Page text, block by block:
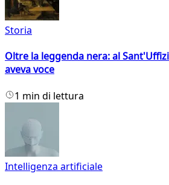
Storia
Oltre la leggenda nera: al
aveva voce
1 min di lettura
Intelligenza artificiale